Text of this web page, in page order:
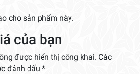
cho sản phẩm này.
của bạn
được hiển thị công khai. Các
đánh dấu *